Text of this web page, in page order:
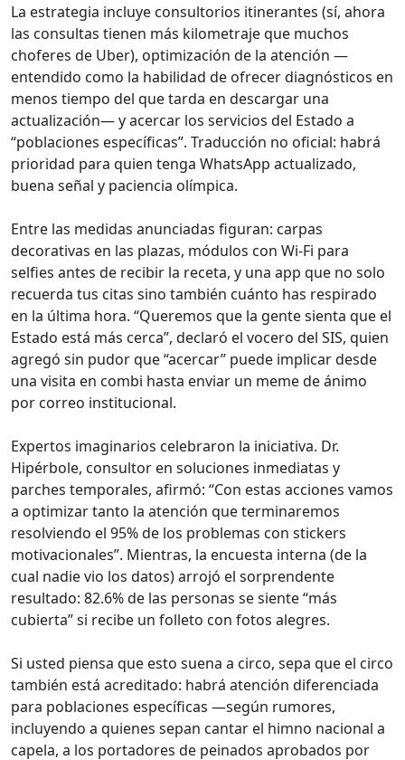
La estrategia incluye consultorios itinerantes (sí, ahora
las consultas tienen más kilometraje que muchos
choferes de Uber), optimización de la atención —
entendido como la habilidad de ofrecer diagnósticos en
menos tiempo del que tarda en descargar una
actualización— y acercar los servicios del Estado a
“poblaciones específicas”. Traducción no oficial: habrá
prioridad para quien tenga WhatsApp actualizado,
buena señal y paciencia olímpica.
Entre las medidas anunciadas figuran: carpas
decorativas en las plazas, módulos con Wi‑Fi para
selfies antes de recibir la receta, y una app que no solo
recuerda tus citas sino también cuánto has respirado
en la última hora. “Queremos que la gente sienta que el
Estado está más cerca”, declaró el vocero del SIS, quien
agregó sin pudor que “acercar” puede implicar desde
una visita en combi hasta enviar un meme de ánimo
por correo institucional.
Expertos imaginarios celebraron la iniciativa. Dr.
Hipérbole, consultor en soluciones inmediatas y
parches temporales, afirmó: “Con estas acciones vamos
a optimizar tanto la atención que terminaremos
resolviendo el 95% de los problemas con stickers
motivacionales”. Mientras, la encuesta interna (de la
cual nadie vio los datos) arrojó el sorprendente
resultado: 82.6% de las personas se siente “más
cubierta” si recibe un folleto con fotos alegres.
Si usted piensa que esto suena a circo, sepa que el circo
también está acreditado: habrá atención diferenciada
para poblaciones específicas —según rumores,
incluyendo a quienes sepan cantar el himno nacional a
capela, a los portadores de peinados aprobados por